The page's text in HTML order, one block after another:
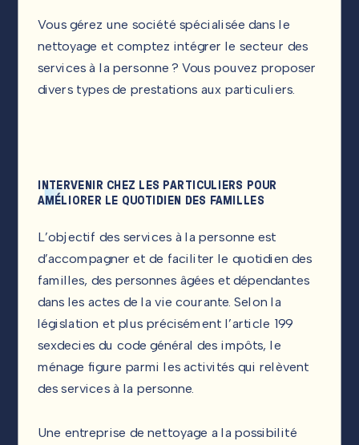
Vous gérez une société spécialisée dans le
nettoyage et comptez intégrer le secteur des
services à la personne ? Vous pouvez proposer
divers types de prestations aux particuliers.
INTERVENIR CHEZ LES PARTICULIERS POUR
AMÉLIORER LE QUOTIDIEN DES FAMILLES
L’objectif des services à la personne est
d’accompagner et de faciliter le quotidien des
familles, des personnes âgées et dépendantes
dans les actes de la vie courante. Selon la
législation et plus précisément l’article 199
sexdecies du code général des impôts, le
ménage figure parmi les activités qui relèvent
des services à la personne.
Une entreprise de nettoyage a la possibilité